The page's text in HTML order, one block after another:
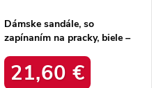
Dámske sandále, so
zapínaním na pracky, biele –
BROWN-WHT
21,60 €